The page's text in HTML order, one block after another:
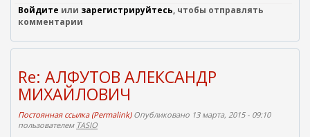
Войдите или зарегистрируйтесь, чтобы отправлять
комментарии
Re: АЛФУТОВ АЛЕКСАНДР
МИХАЙЛОВИЧ
Постоянная ссылка (Permalink)Опубликовано 13 марта, 2015 - 09:10
пользователем TASIO